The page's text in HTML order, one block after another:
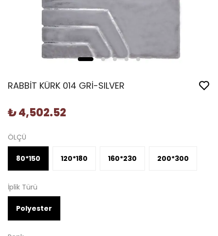
RABBİT KÜRK 014 GRİ-SILVER
₺ 4,502.52
ÖLÇÜ
80*150 120*180 160*230 200*300
İplik Türü
Polyester